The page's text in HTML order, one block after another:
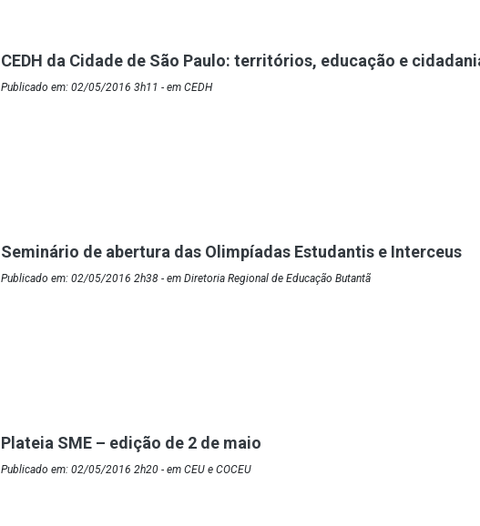
CEDH da Cidade de São Paulo: territórios, educação e
Publicado em: 02/05/2016 3h11 - em CEDH
Seminário de abertura das Olimpíadas Estudantis e Interceus
Publicado em: 02/05/2016 2h38 - em Diretoria Regional de Educação Butantã
Plateia SME – edição de 2 de maio
Publicado em: 02/05/2016 2h20 - em CEU e COCEU